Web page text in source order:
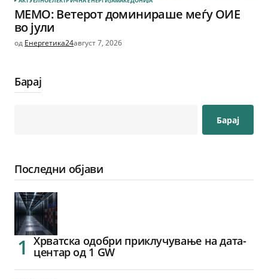
МЕМО: Ветерот доминираше меѓу ОИЕ
во јули
од Енергетика24август 7, 2026
Барај
Барај
Последни објави
Хрватска одобри приклучување на дата-
центар од 1 GW